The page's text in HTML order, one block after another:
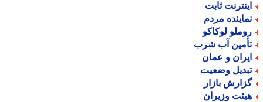
ثابت
مردم
لوکاکو
آب شرب
و عمان
وضعیت
بازار
وزیران